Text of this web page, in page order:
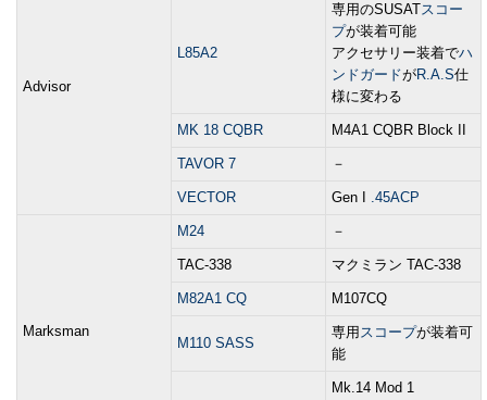
Advisor
L85A2
専用のSUSATスコー
プが装着可能
アクセサリー装着でハ
ンドガードがR.A.S仕
様に変わる
MK 18 CQBR M4A1 CQBR Block II
TAVOR 7 －
VECTOR Gen I .45ACP
Marksman
M24 －
TAC-338 マクミラン TAC-338
M82A1 CQ M107CQ
M110 SASS
専用 スコープが装着可
能
Mk.14 Mod 1